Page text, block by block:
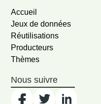
Accueil
Jeux de données
Réutilisations
Producteurs
Thèmes
Nous suivre